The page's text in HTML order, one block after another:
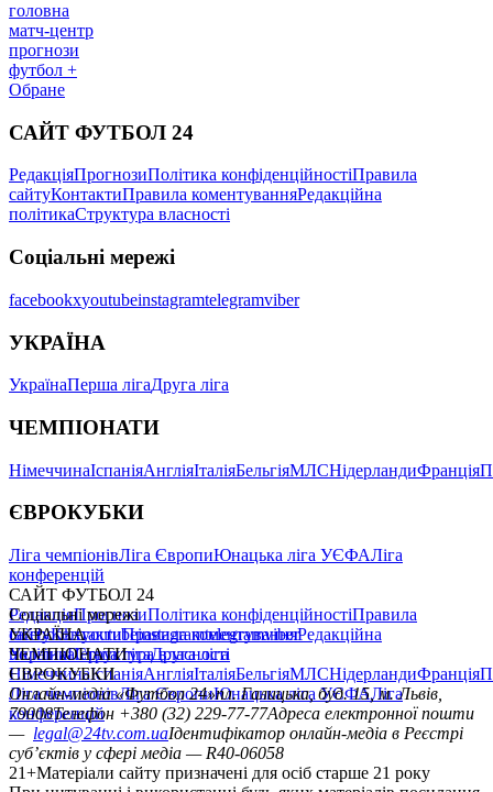
головна
матч-центр
прогнози
футбол +
Обране
САЙТ ФУТБОЛ 24
РедакціяПрогнозиПолітика конфіденційностіПравила
сайтуКонтактиПравила коментуванняРедакційна
політикаСтруктура власності
Соціальні мережі
facebookxyoutubeinstagramtelegramviber
УКРАЇНА
УкраїнаПерша лігаДруга ліга
ЧЕМПІОНАТИ
НімеччинаІспаніяАнгліяІталіяБельгіяМЛСНідерландиФранція
ЄВРОКУБКИ
Ліга чемпіонівЛіга ЄвропиЮнацька ліга УЄФАЛіга
конференцій
САЙТ ФУТБОЛ 24
РедакціяПрогнозиПолітика конфіденційностіПравила
сайтуКонтактиПравила коментуванняРедакційна
політикаСтруктура власності
Соціальні мережі
facebookxyoutubeinstagramtelegramviber
УКРАЇНА
УкраїнаПерша лігаДруга ліга
ЧЕМПІОНАТИ
НімеччинаІспаніяАнгліяІталіяБельгіяМЛСНідерландиФранція
ЄВРОКУБКИ
Ліга чемпіонівЛіга ЄвропиЮнацька ліга УЄФАЛіга
конференцій
Онлайн-медіа «Футбол 24»пл. Галицька, буд. 15, м. Львів,
79008Телефон +380 (32) 229-77-77Адреса електронної пошти
— legal@24tv.com.uaІдентифікатор онлайн-медіа в Реєстрі
суб’єктів у сфері медіа — R40-06058
21+Матеріали сайту призначені для осіб старше 21 року